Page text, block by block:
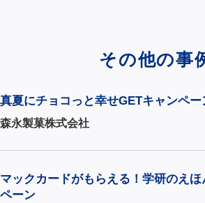
その他の事
真夏にチョコっと幸せGETキャンペー
森永製菓株式会社
マックカードがもらえる！学研のえ
ペーン